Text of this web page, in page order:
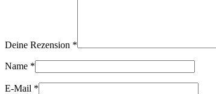
Deine Rezension *
Name *
E-Mail *